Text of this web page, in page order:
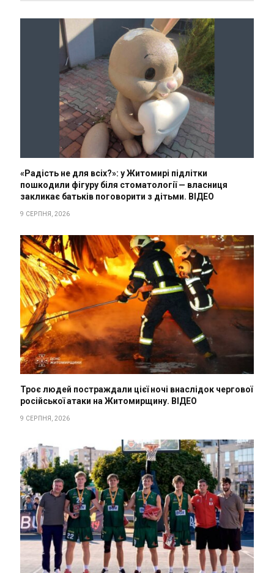
«Радість не для всіх?»: у Житомирі підлітки
пошкодили фігуру біля стоматології — власниця
закликає батьків поговорити з дітьми. ВІДЕО
9 СЕРПНЯ, 2026
Троє людей постраждали цієї ночі внаслідок чергової
російської атаки на Житомирщину. ВІДЕО
9 СЕРПНЯ, 2026